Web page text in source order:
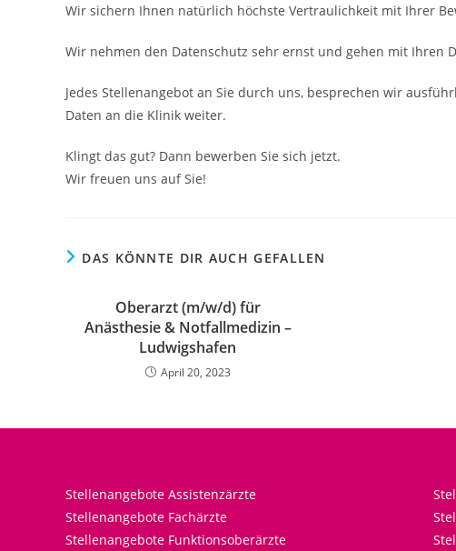
Wir sichern Ihnen natürlich höchste Vertraulichkeit mit Ihrer
Wir nehmen den Datenschutz sehr ernst und gehen mit Ihren
Jedes Stellenangebot an Sie durch uns, besprechen wir
Daten an die Klinik weiter.
Klingt das gut? Dann bewerben Sie sich jetzt.
Wir freuen uns auf Sie!
DAS KÖNNTE DIR AUCH GEFALLEN
Oberarzt (m/w/d) für
Anästhesie & Notfallmedizin –
Ludwigshafen
April 20, 2023
Stellenangebote Assistenzärzte
Stellenangebote Fachärzte
Stellenangebote Funktionsoberärzte